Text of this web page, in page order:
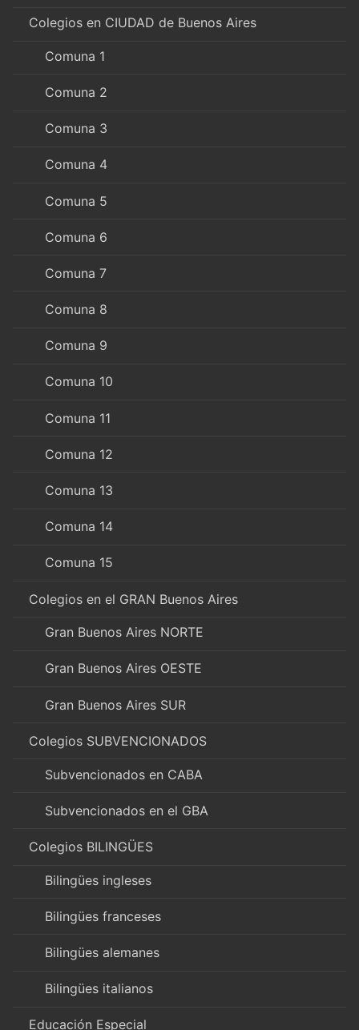
Colegios en CIUDAD de Buenos Aires
Comuna 1
Comuna 2
Comuna 3
Comuna 4
Comuna 5
Comuna 6
Comuna 7
Comuna 8
Comuna 9
Comuna 10
Comuna 11
Comuna 12
Comuna 13
Comuna 14
Comuna 15
Colegios en el GRAN Buenos Aires
Gran Buenos Aires NORTE
Gran Buenos Aires OESTE
Gran Buenos Aires SUR
Colegios SUBVENCIONADOS
Subvencionados en CABA
Subvencionados en el GBA
Colegios BILINGÜES
Bilingües ingleses
Bilingües franceses
Bilingües alemanes
Bilingües italianos
Educación Especial